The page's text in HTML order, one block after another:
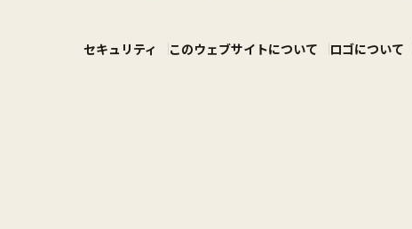
セキュリティ このウェブサイトについて ロゴについて